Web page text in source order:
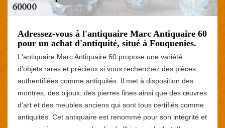
Adressez-vous à l'antiquaire Marc Antiquaire 60
pour un achat d'antiquité, situé à Fouquenies.
L'antiquaire Marc Antiquaire 60 propose une variété
d'objets rares et précieux si vous recherchez des pièces
authentifiées comme antiquités. Il met à disposition des
montres, des bijoux, des pierres fines ainsi que des œuvres
d'art et des meubles anciens qui sont tous certifiés comme
antiquités. Cet antiquaire est renommé pour son intégrité et